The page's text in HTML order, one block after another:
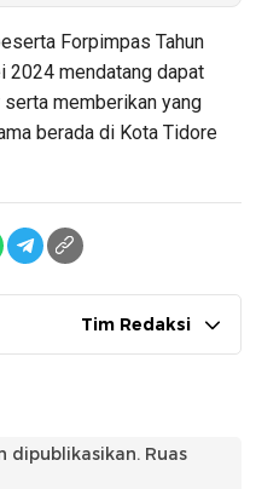
Forpimpas Tahun
2024 mendatang dapat
serta memberikan yang
berada di Kota Tidore
Tim Redaksi
dipublikasikan. Ruas